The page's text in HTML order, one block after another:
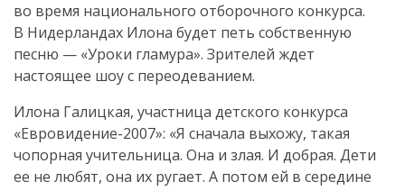
во время национального отборочного конкурса.
В Нидерландах Илона будет петь собственную
песню — «Уроки гламура». Зрителей ждет
настоящее шоу с переодеванием.
Илона Галицкая, участница детского конкурса
«Евровидение-2007»: «Я сначала выхожу, такая
чопорная учительница. Она и злая. И добрая. Дети
ее не любят, она их ругает. А потом ей в середине